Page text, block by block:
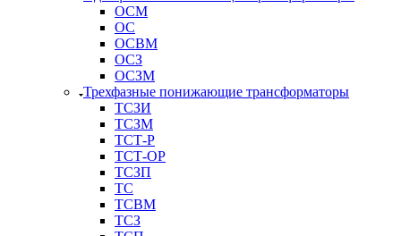
ОСМ
ОС
ОСВМ
ОСЗ
ОСЗМ
Трехфазные понижающие трансформаторы
ТСЗИ
ТСЗМ
ТСТ-Р
ТСТ-ОР
ТСЗП
ТС
ТСВМ
ТСЗ